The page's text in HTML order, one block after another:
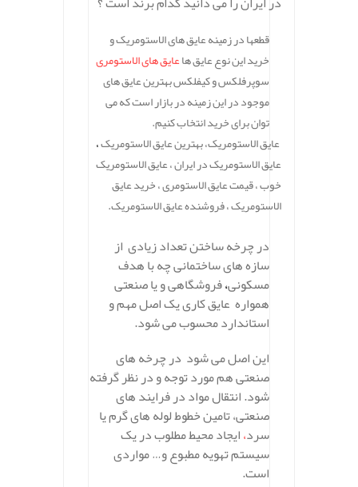
قطعها در زمینه عایق های الاستومریک و
خرید این نوع عایق هاعایق های الاستومری
سوپرفلکس و کیفلکس بهترین عایق های
موجود در این زمینه در بازار است که می
توان برای خرید انتخاب کنیم.
عایق الاستومریک، بهترین عایق الاستومریک،
عایق الاستومریک در ایران ، عایق الاستومریک
خوب ، قیمت عایق الاستومری ، خرید عایق
الاستومریک ، فروشنده عایق الاستومریک.
در چرخه ساختن تعداد زیادی از
سازه های ساختمانی چه با هدف
مسکونی،فروشگاهی و یا صنعتی
همواره عایق کاری یک اصل مهم و
استاندارد محسوب می شود.
این اصل می شود در چرخه های
صنعتی هم مورد توجه و در نظر گرفته
شود. انتقال مواد در فرایند های
صنعتی، تامین خطوط لوله های گرم یا
سرد،ایجاد محیط مطلوب در یک
سیستم تهویه مطبوع و… مواردی
است.